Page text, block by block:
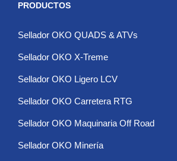
PRODUCTOS
Sellador OKO QUADS & ATVs
Sellador OKO X-Treme
Sellador OKO Ligero LCV
Sellador OKO Carretera RTG
Sellador OKO Maquinaria Off Road
Sellador OKO Minería